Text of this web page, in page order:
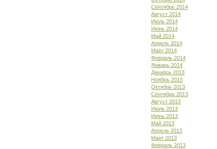
Сентябрь 2014
Август 2014
Июль 2014
Июнь 2014
Май 2014
Апрель 2014
Март 2014
Февраль 2014
Январь 2014
Декабрь 2013
Ноябрь 2013
Октябрь 2013
Сентябрь 2013
Август 2013
Июль 2013
Июнь 2013
Май 2013
Апрель 2013
Март 2013
Февраль 2013